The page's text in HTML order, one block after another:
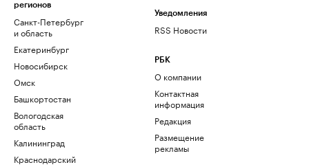
регионов
Санкт-Петербург
и область
Екатеринбург
Новосибирск
Омск
Башкортостан
Вологодская
область
Калининград
Краснодарский
Уведомления
RSS Новости
РБК
О компании
Контактная
информация
Редакция
Размещение
рекламы